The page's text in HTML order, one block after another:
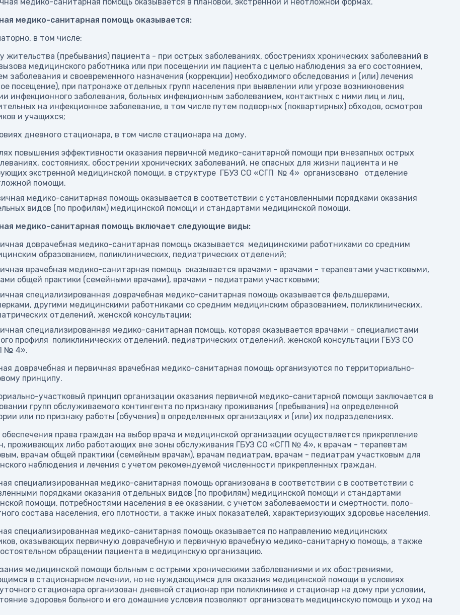
медико-санитарная помощь оказывается:
в том числе:
жительства (пребывания) пациента - при острых заболеваниях, обострениях хронических заболеваний в
медицинского работника или при посещении им пациента с целью наблюдения за его состоянием,
заболевания и своевременного назначения (коррекции) необходимого обследования и (или) лечения
посещение), при патронаже отдельных групп населения при выявлении или угрозе возникновения
инфекционного заболевания, больных инфекционным заболеванием, контактных с ними лиц и лиц,
на инфекционное заболевание, в том числе путем подворных (поквартирных) обходов, осмотров
и учащихся;
дневного стационара, в том числе стационара на дому.
повышения эффективности оказания первичной медико-санитарной помощи при внезапных острых
состояниях, обострении хронических заболеваний, не опасных для жизни пациента и не
экстренной медицинской помощи, в структуре ГБУЗ СО «СГП № 4» организовано отделение
помощи.
медико-санитарная помощь оказывается в соответствии с установленными порядками оказания
видов (по профилям) медицинской помощи и стандартами медицинской помощи.
медико-санитарная помощь включает следующие виды:
доврачебная медико-санитарная помощь оказывается медицинскими работниками со средним
образованием, поликлинических, педиатрических отделений;
врачебная медико-санитарная помощь оказывается врачами - врачами - терапевтами участковыми,
общей практики (семейными врачами), врачами - педиатрами участковыми;
специализированная доврачебная медико-санитарная помощь оказывается фельдшерами,
другими медицинскими работниками со средним медицинским образованием, поликлинических,
отделений, женской консультации;
специализированная медико-санитарная помощь, которая оказывается врачами - специалистами
профиля поликлинических отделений, педиатрических отделений, женской консультации ГБУЗ СО
№ 4».
доврачебная и первичная врачебная медико-санитарная помощь организуются по территориально-
принципу.
участковый принцип организации оказания первичной медико-санитарной помощи заключается в
групп обслуживаемого контингента по признаку проживания (пребывания) на определенной
или по признаку работы (обучения) в определенных организациях и (или) их подразделениях.
обеспечения права граждан на выбор врача и медицинской организации осуществляется прикрепление
проживающих либо работающих вне зоны обслуживания ГБУЗ СО «СГП № 4», к врачам - терапевтам
врачам общей практики (семейным врачам), врачам педиатрам, врачам - педиатрам участковым для
наблюдения и лечения с учетом рекомендуемой численности прикрепленных граждан.
специализированная медико-санитарная помощь организована в соответствии с в соответствии с
порядками оказания отдельных видов (по профилям) медицинской помощи и стандартами
помощи, потребностями населения в ее оказании, с учетом заболеваемости и смертности, поло-
состава населения, его плотности, а также иных показателей, характеризующих здоровье населения.
специализированная медико-санитарная помощь оказывается по направлению медицинских
оказывающих первичную доврачебную и первичную врачебную медико-санитарную помощь, а также
обращении пациента в медицинскую организацию.
медицинской помощи больным с острыми хроническими заболеваниями и их обострениями,
в стационарном лечении, но не нуждающимся для оказания медицинской помощи в условиях
стационара организован дневной стационар при поликлинике и стационар на дому при условии,
здоровья больного и его домашние условия позволяют организовать медицинскую помощь и уход на